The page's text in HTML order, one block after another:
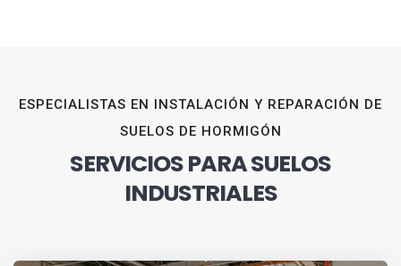
ESPECIALISTAS EN INSTALACIÓN Y REPARACIÓN DE
SUELOS DE HORMIGÓN
SERVICIOS PARA SUELOS
INDUSTRIALES